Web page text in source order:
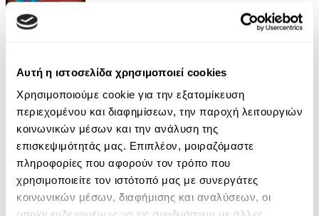
Αυτή η ιστοσελίδα χρησιμοποιεί cookies
Χρησιμοποιούμε cookie για την εξατομίκευση
περιεχομένου και διαφημίσεων, την παροχή λειτουργιών
κοινωνικών μέσων και την ανάλυση της
επισκεψιμότητάς μας. Επιπλέον, μοιραζόμαστε
πληροφορίες που αφορούν τον τρόπο που
χρησιμοποιείτε τον ιστότοπό μας με συνεργάτες
κοινωνικών μέσων, διαφήμισης και αναλύσεων, οι
eBook
παγίδα της μοτσαρέλας
Jurgen Banscherus
6.99€